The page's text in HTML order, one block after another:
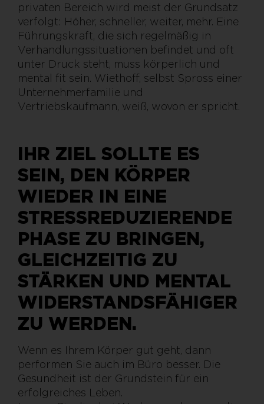
privaten Bereich wird meist der Grundsatz
verfolgt: Höher, schneller, weiter, mehr. Eine
Führungskraft, die sich regelmäßig in
Verhandlungssituationen befindet und oft
unter Druck steht, muss körperlich und
mental fit sein. Wiethoff, selbst Spross einer
Unternehmerfamilie und
Vertriebskaufmann, weiß, wovon er spricht.
IHR ZIEL SOLLTE ES
SEIN, DEN KÖRPER
WIEDER IN EINE
STRESSREDUZIERENDE
PHASE ZU BRINGEN,
GLEICHZEITIG ZU
STÄRKEN UND MENTAL
WIDERSTANDSFÄHIGER
ZU WERDEN.
Wenn es Ihrem Körper gut geht, dann
performen Sie auch im Büro besser. Die
Gesundheit ist der Grundstein für ein
erfolgreiches Leben.